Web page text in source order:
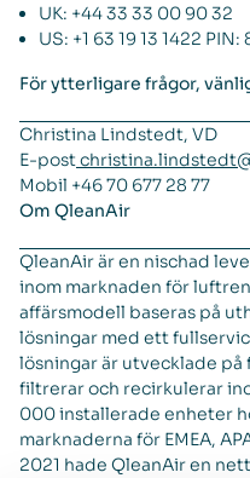
UK: +44 33 33 00 90 32
US: +1 63 19 13 1422
För ytterligare frågor,
Christina Lindstedt, VD
E-post
Mobil +46 70 677 28 77
Om QleanAir
QleanAir är en nischad
inom marknaden för
affärsmodell baseras på
lösningar med ett
lösningar är utvecklade
filtrerar och recirkulerar
000 installerade enheter
marknaderna för EMEA,
2021 hade QleanAir en